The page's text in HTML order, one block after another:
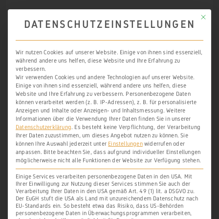
Man darf schlussfolgern, dass eben jene,
gehörenden Weingärten als die
Jungfrauenweingärtenbezeichnet
wurden.
1567 fielen die Güter des Klosters
Bärbach im Zuge seiner Aufhebung an
Landgraf Philipp, Graf von
Katzenelnbogen, Diez, Ziegenhain und
Nidda. Sein Sohn, Philipp der Jüngere,
verkaufte sie 1568 in dessen Auftrag.
(vgl.HHStAW, Bestand 12, Nr. 240).
Mit
DATENSCHUTZEINSTELLUNGEN
Wir nutzen Cookies auf unserer Website. Einige von ihnen sind essenziell,
während andere uns helfen, diese Website und Ihre Erfahrung zu
verbessern.
Wir verwenden Cookies und andere Technologien auf unserer Website.
Einige von ihnen sind essenziell, während andere uns helfen, diese
Website und Ihre Erfahrung zu verbessern. Personenbezogene Daten
können verarbeitet werden (z. B. IP-Adressen), z. B. für personalisierte
Anzeigen und Inhalte oder Anzeigen- und Inhaltsmessung. Weitere
Informationen über die Verwendung Ihrer Daten finden Sie in unserer
Datenschutzerklärung. Es besteht keine Verpflichtung, der Verarbeitung
Ihrer Daten zuzustimmen, um dieses Angebot nutzen zu können. Sie
können Ihre Auswahl jederzeit unter Einstellungenwiderrufen oder
anpassen. Bitte beachten Sie, dass aufgrund individueller Einstellungen
möglicherweise nicht alle Funktionen der Website zur Verfügung stehen.
Einige Services verarbeiten personenbezogene Daten in den USA. Mit
Ihrer Einwilligung zur Nutzung dieser Services stimmen Sie auch der
Verarbeitung Ihrer Daten in den USA gemäß Art. 49 (1) lit. a DSGVO zu.
Der EuGH stuft die USA als Land mit unzureichendem Datenschutz nach
EU-Standards ein. So besteht etwa das Risiko, dass US-Behörden
personenbezogene Daten in Überwachungsprogrammen verarbeiten,